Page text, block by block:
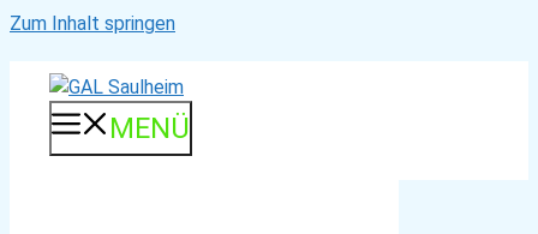
Zum Inhalt springen
MENÜ